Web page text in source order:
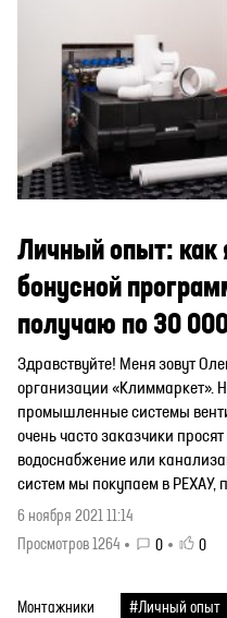
Личный опыт: как
бонусной
получаю по 30
Здравствуйте! Меня зовут
организации «Климмаркет».
промышленные системы
очень часто заказчики
водоснабжение или
систем мы покупаем в РЕХАУ,
6 ноября 2021 11:14
Просмотров 1264
0 0
Монтажники #Личный опыт